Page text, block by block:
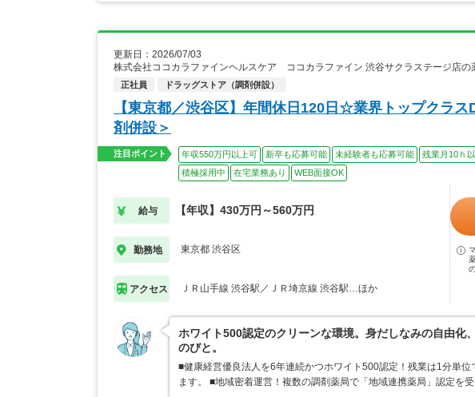
更新日：2026/07/03
株式会社ココカラファインヘルスケア ココカラファイン 渋谷サクラステージ店の
正社員 ドラッグストア（調剤併設）
【東京都／渋谷区】年間休日120日☆業界トップクラ
剤併設＞
注目ポイント 年収550万円以上可 新卒も応募可能 未経験者も応募可能 残業月10ｈ
積極採用中
在宅業務あり WEB面接OK
給与 【年収】430万円～560万円
勤務地 東京都 渋谷区
アクセス ＪＲ山手線 渋谷駅／ＪＲ埼京線 渋谷駅…ほか
ホワイト500認定のクリーンな環境。身だしなみの自由化
のびと。
■健康経営優良法人を6年連続かつホワイト500認定！残業は1分単
ます。 ■地域密着運営！複数の調剤薬局で「地域連携薬局」認定を